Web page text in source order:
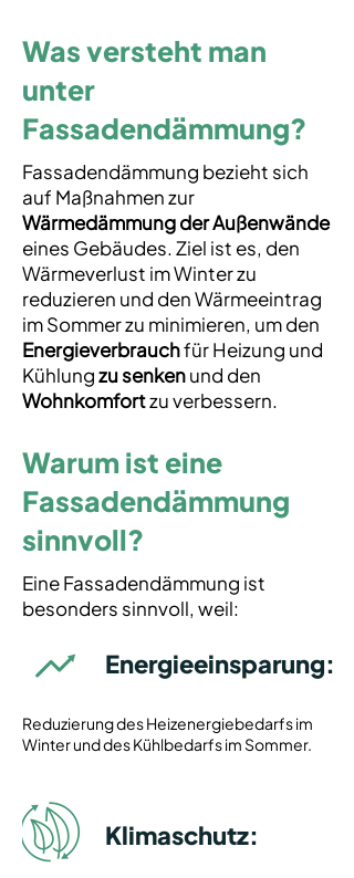
Was versteht man
unter
Fassadendämmung?
Fassadendämmung bezieht sich
auf Maßnahmen zur
Wärmedämmung der Außenwände
eines Gebäudes. Ziel ist es, den
Wärmeverlust im Winter zu
reduzieren und den Wärmeeintrag
im Sommer zu minimieren, um den
Energieverbrauchfür Heizung und
Kühlungzu senkenund den
Wohnkomfortzu verbessern.
Warum ist eine
Fassadendämmung
sinnvoll?
Eine Fassadendämmung ist
besonders sinnvoll, weil:
Energieeinsparung:
Reduzierung des Heizenergiebedarfs im
Winter und des Kühlbedarfs im Sommer.
Klimaschutz: